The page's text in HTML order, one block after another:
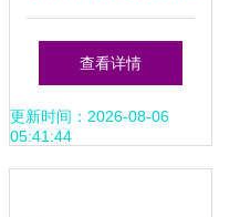
会舞台造型策划 创
意与视觉的完美融
查看详情
更新时间：2026-08-06
05:41:44